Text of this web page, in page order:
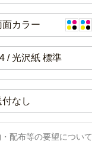
面カラー
/ 光沢紙 標準
配布等の要望について